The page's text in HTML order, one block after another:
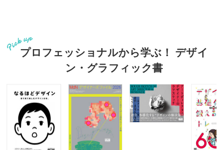
プロフェッショナルから学ぶ！ デザイ
ン・グラフィック書